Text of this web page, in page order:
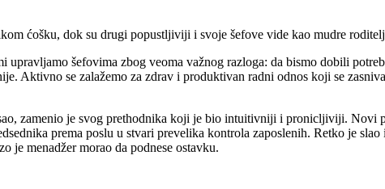
ćošku, dok su drugi popustljiviji i svoje šefove vide kao mudre
šefovima zbog veoma važnog razloga: da bismo dobili
Aktivno se zalažemo za zdrav i produktivan radni odnos koji se
zamenio je svog prethodnika koji je bio intuitivniji i pronicljiviji. Novi
prema poslu u stvari prevelika kontrola zaposlenih. Retko je
je menadžer morao da podnese ostavku.